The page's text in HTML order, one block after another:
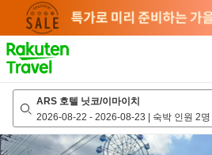
page
ARS 호텔 닛코/이마이치
2026-08-22 - 2026-08-23 | 숙박 인원 2명